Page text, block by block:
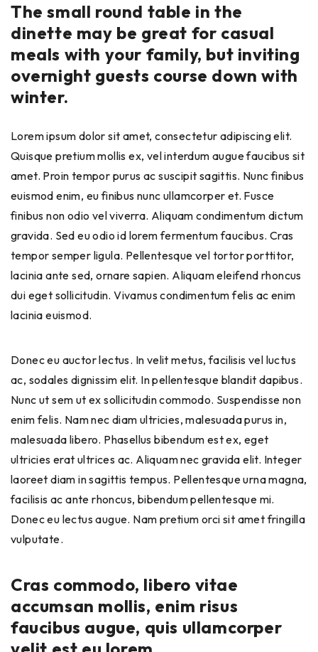
The small round table in the
dinette may be great for casual
meals with your family, but inviting
overnight guests course down with
winter.
Lorem ipsum dolor sit amet, consectetur adipiscing elit.
Quisque pretium mollis ex, vel interdum augue faucibus sit
amet. Proin tempor purus ac suscipit sagittis. Nunc finibus
euismod enim, eu finibus nunc ullamcorper et. Fusce
finibus non odio vel viverra. Aliquam condimentum dictum
gravida. Sed eu odio id lorem fermentum faucibus. Cras
tempor semper ligula. Pellentesque vel tortor porttitor,
lacinia ante sed, ornare sapien. Aliquam eleifend rhoncus
dui eget sollicitudin. Vivamus condimentum felis ac enim
lacinia euismod.
Donec eu auctor lectus. In velit metus, facilisis vel luctus
ac, sodales dignissim elit. In pellentesque blandit dapibus.
Nunc ut sem ut ex sollicitudin commodo. Suspendisse non
enim felis. Nam nec diam ultricies, malesuada purus in,
malesuada libero. Phasellus bibendum est ex, eget
ultricies erat ultrices ac. Aliquam nec gravida elit. Integer
laoreet diam in sagittis tempus. Pellentesque urna magna,
facilisis ac ante rhoncus, bibendum pellentesque mi.
Donec eu lectus augue. Nam pretium orci sit amet fringilla
vulputate.
Cras commodo, libero vitae
accumsan mollis, enim risus
faucibus augue, quis ullamcorper